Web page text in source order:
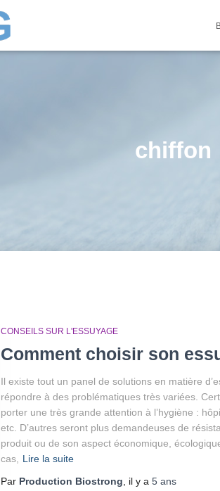
chiffon
CONSEILS SUR L'ESSUYAGE
Comment choisir son
Il existe tout un panel de solutions en matière
répondre à des problématiques très variées.
porter une très grande attention à l’hygiène :
etc. D’autres seront plus demandeuses de
produit ou de son aspect économique,
cas,
Lire la suite
Par Production Biostrong , il y a 5 ans